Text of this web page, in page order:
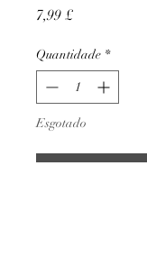
7,99 £Preço
Quantidade *
Esgotado